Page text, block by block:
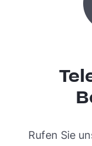
Rufen Sie